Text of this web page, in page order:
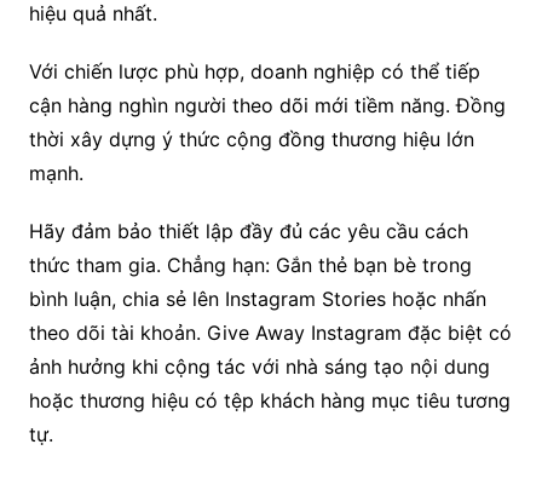
hiệu quả nhất.
Với chiến lược phù hợp, doanh nghiệp có thể tiếp
cận hàng nghìn người theo dõi mới tiềm năng. Đồng
thời xây dựng ý thức cộng đồng thương hiệu lớn
mạnh.
Hãy đảm bảo thiết lập đầy đủ các yêu cầu cách
thức tham gia. Chẳng hạn: Gắn thẻ bạn bè trong
bình luận, chia sẻ lên Instagram Stories hoặc nhấn
theo dõi tài khoản. Give Away Instagram đặc biệt có
ảnh hưởng khi cộng tác với nhà sáng tạo nội dung
hoặc thương hiệu có tệp khách hàng mục tiêu tương
tự.